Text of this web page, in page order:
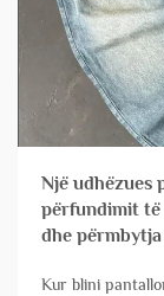
Një udhëzues
përfundimit të
dhe përmbytja
Kur blini